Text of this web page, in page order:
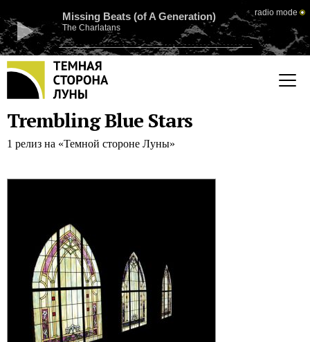
Missing Beats (of A Generation)
The Charlatans
radio mode
Trembling Blue Stars
1 релиз на «Темной стороне Луны»